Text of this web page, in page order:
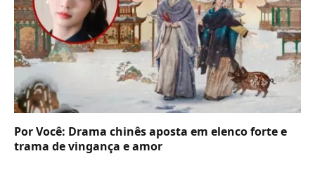
Por Você: Drama chinês aposta em elenco forte e
trama de vingança e amor